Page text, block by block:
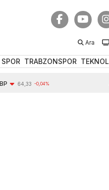
Ara
SPOR TRABZONSPOR
64,33 -0,04%